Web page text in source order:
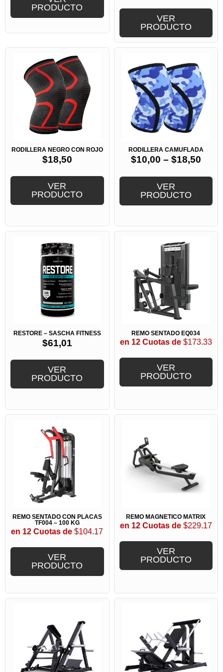
PRODUCTO
VER
PRODUCTO
RODILLERA NEGRO CON ROJO
$18,50
VER
PRODUCTO
RODILLERA CAMUFLADA
$10,00 – $18,50
VER
PRODUCTO
RESTORE – SASCHA FITNESS
$61,01
VER
PRODUCTO
REMO SENTADO EQ034
en 12 Cuotas de$173.33
VER
PRODUCTO
REMO SENTADO CON PLACAS
TF004 – 100 KG
en 12 Cuotas de $104.17
VER
PRODUCTO
REMO MAGNÉTICO MATRIX
en 12 Cuotas de$229.17
VER
PRODUCTO